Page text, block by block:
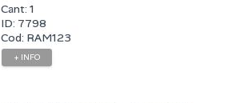
Cant: 1
ID: 7798
Cod: RAM123
+ INFO